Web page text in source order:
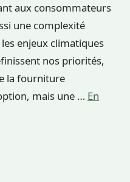
aux consommateurs
une complexité
enjeux climatiques
nos priorités,
la fourniture
mais une … En